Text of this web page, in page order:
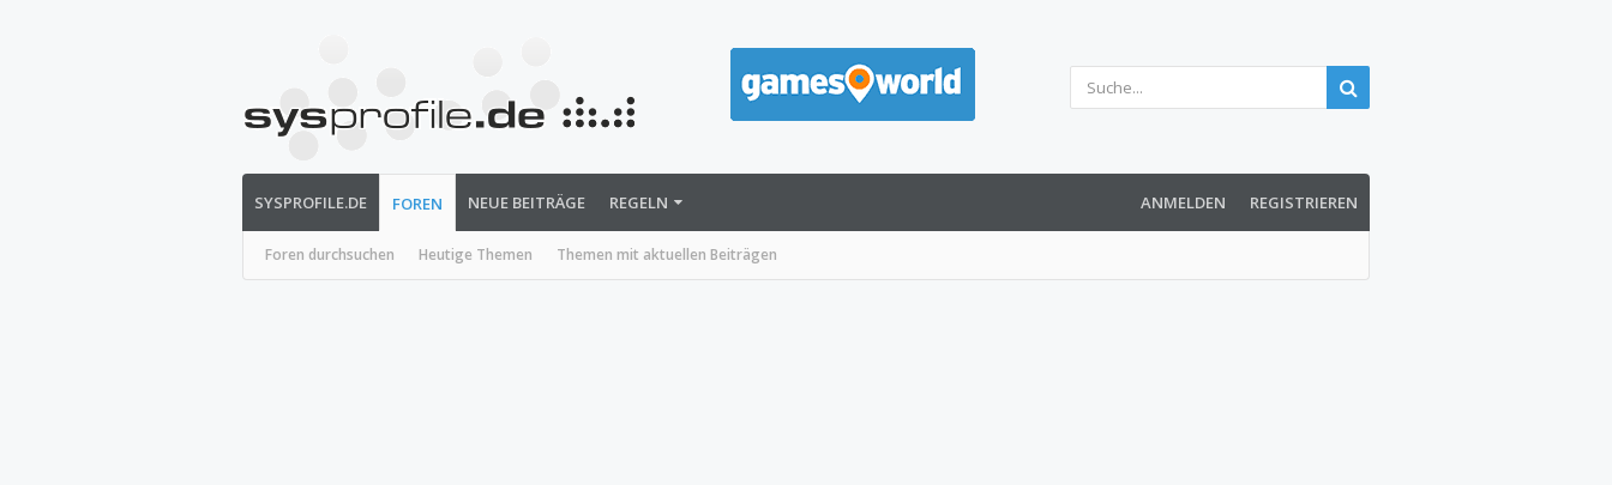
SYSPROFILE.DE FOREN
Foren durchsuchen Heutige Themen Themen mit aktuellen Beiträgen
NEUE BEITRÄGE REGELN ANMELDEN REGISTRIEREN